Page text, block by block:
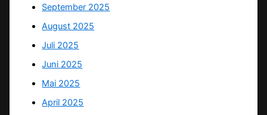
September 2025
August 2025
Juli 2025
Juni 2025
Mai 2025
April 2025